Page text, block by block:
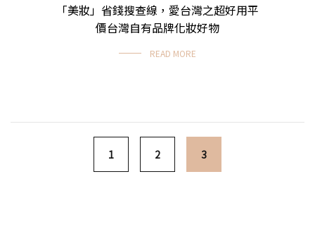
「美妝」省錢搜查線，愛台灣之超好用平
價台灣自有品牌化妝好物
READ MORE
Posts navigation
1 2 3